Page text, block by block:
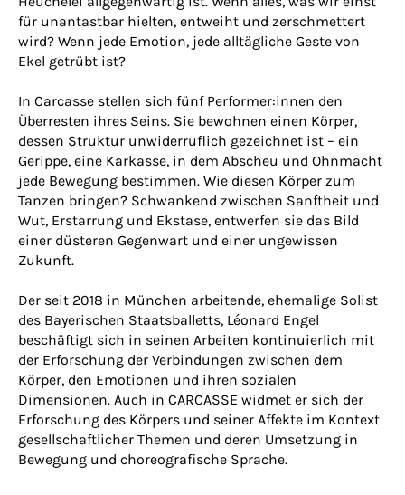
für unantastbar hielten, entweiht und zerschmettert
wird? Wenn jede Emotion, jede alltägliche Geste von
Ekel getrübt ist?
In Carcasse stellen sich fünf Performer:innen den
Überresten ihres Seins. Sie bewohnen einen Körper,
dessen Struktur unwiderruflich gezeichnet ist – ein
Gerippe, eine Karkasse, in dem Abscheu und Ohnmacht
jede Bewegung bestimmen. Wie diesen Körper zum
Tanzen bringen? Schwankend zwischen Sanftheit und
Wut, Erstarrung und Ekstase, entwerfen sie das Bild
einer düsteren Gegenwart und einer ungewissen
Zukunft.
Der seit 2018 in München arbeitende, ehemalige Solist
des Bayerischen Staatsballetts, Léonard Engel
beschäftigt sich in seinen Arbeiten kontinuierlich mit
der Erforschung der Verbindungen zwischen dem
Körper, den Emotionen und ihren sozialen
Dimensionen. Auch in CARCASSE widmet er sich der
Erforschung des Körpers und seiner Affekte im Kontext
gesellschaftlicher Themen und deren Umsetzung in
Bewegung und choreografische Sprache.